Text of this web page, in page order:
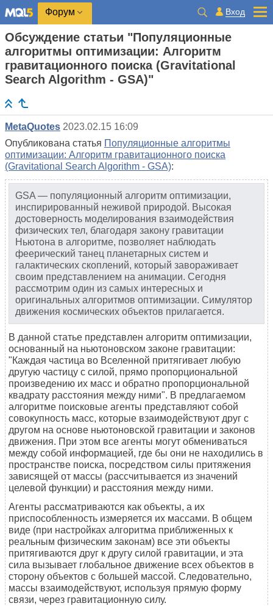
Форум Вход
Обсуждение статьи "Популяционные
алгоритмы оптимизации: Алгоритм
гравитационного поиска (Gravitational
Search Algorithm - GSA)"
MetaQuotes 2023.02.15 16:09
Опубликована статья Популяционные алгоритмы
оптимизации: Алгоритм гравитационного поиска
(Gravitational Search Algorithm - GSA):
GSA — популяционный алгоритм оптимизации,
инспирированный неживой природой. Высокая
достоверность моделирования взаимодействия
физических тел, благодаря закону гравитации
Ньютона в алгоритме, позволяет наблюдать
феерический танец планетарных систем и
галактических скоплений, который завораживает
своим представлением на анимации. Сегодня
рассмотрим один из самых интересных и
оригинальных алгоритмов оптимизации. Симулятор
движения космических объектов прилагается.
В данной статье представлен алгоритм оптимизации,
основанный на ньютоновском законе гравитации:
"Каждая частица во Вселенной притягивает любую
другую частицу с силой, прямо пропорциональной
произведению их масс и обратно пропорциональной
квадрату расстояния между ними". В предлагаемом
алгоритме поисковые агенты представляют собой
совокупность масс, которые взаимодействуют друг с
другом на основе ньютоновской гравитации и законов
движения. При этом все агенты могут обмениваться
между собой информацией, где бы они не находились в
пространстве поиска, посредством силы притяжения
зависящей от массы (рассчитывается из значений
целевой функции) и расстояния между ними.
Агенты рассматриваются как объекты, а их
приспособленность измеряется их массами. В общем
виде (при настройках алгоритма приближенных к
реальным физическим законам) все эти объекты
притягиваются друг к другу силой гравитации, и эта
сила вызывает глобальное движение всех объектов в
сторону объектов с большей массой. Следовательно,
массы взаимодействуют, используя прямую форму
связи, через гравитационную силу.